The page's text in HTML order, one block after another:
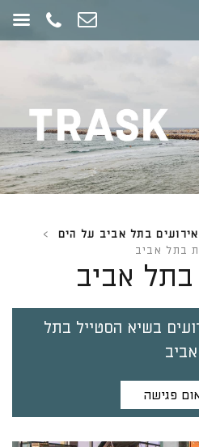
>
בתל אביב
בתל אביב
בשיא הסטייל בתל
אביב
פגישה